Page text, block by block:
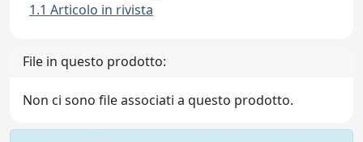
1.1 Articolo in rivista
File in questo prodotto:
Non ci sono file associati a questo prodotto.